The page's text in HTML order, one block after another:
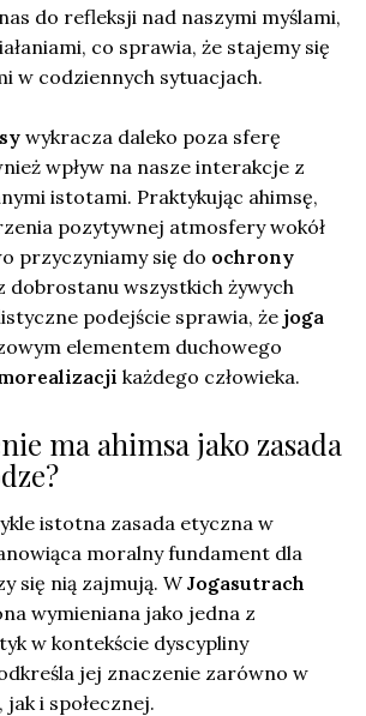
do refleksji nad naszymi myślami,
co sprawia, że stajemy się
w codziennych sytuacjach.
wykracza daleko poza sferę
wpływ na nasze interakcje z
istotami. Praktykując ahimsę,
pozytywnej atmosfery wokół
przyczyniamy się do ochrony
dobrostanu wszystkich żywych
podejście sprawia, że joga
elementem duchowego
każdego człowieka.
ma ahimsa jako zasada
istotna zasada etyczna w
moralny fundament dla
się nią zajmują. W Jogasutrach
wymieniana jako jedna z
w kontekście dyscypliny
jej znaczenie zarówno w
i społecznej.